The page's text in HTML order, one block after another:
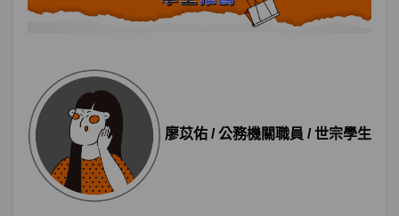
廖苡佑 / 公務機關職員 / 世宗學生